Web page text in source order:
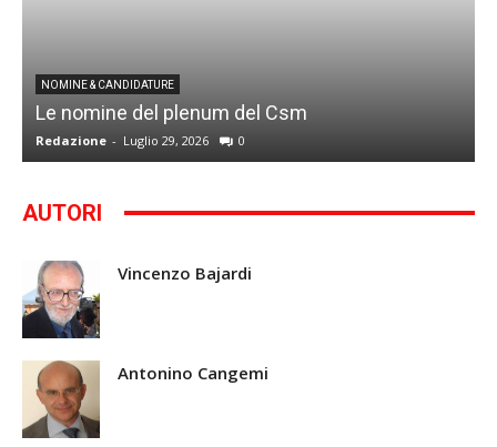
NOMINE & CANDIDATURE
Le nomine del plenum del Csm
Redazione - Luglio 29, 2026 0
AUTORI
Vincenzo Bajardi
Antonino Cangemi